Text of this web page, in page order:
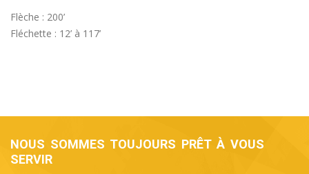
Flèche : 200’
Fléchette : 12’ à 117’
NOUS SOMMES TOUJOURS PRÊT À VOUS
SERVIR